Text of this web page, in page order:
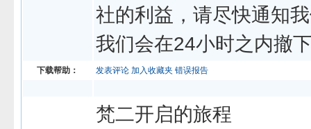
社的利益，请尽快通知
我们会在24小时之内撤
下载帮助： 发表评论 加入收藏夹 错误报告
梵二开启的旅程